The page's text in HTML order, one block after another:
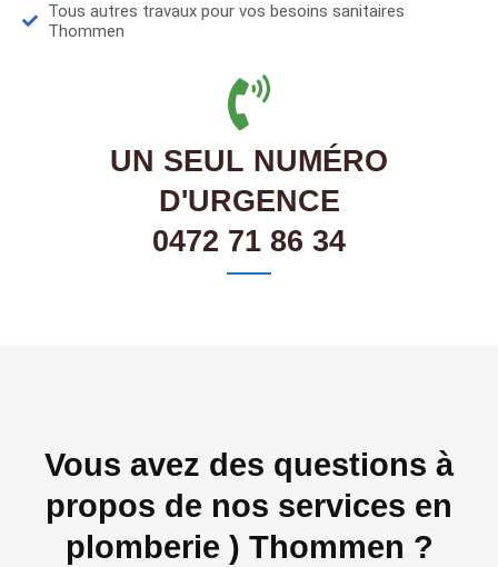
Tous autres travaux pour vos besoins sanitaires
Thommen
UN SEUL NUMÉRO
D'URGENCE
0472 71 86 34
Vous avez des questions à
propos de nos services en
plomberie ) Thommen ?